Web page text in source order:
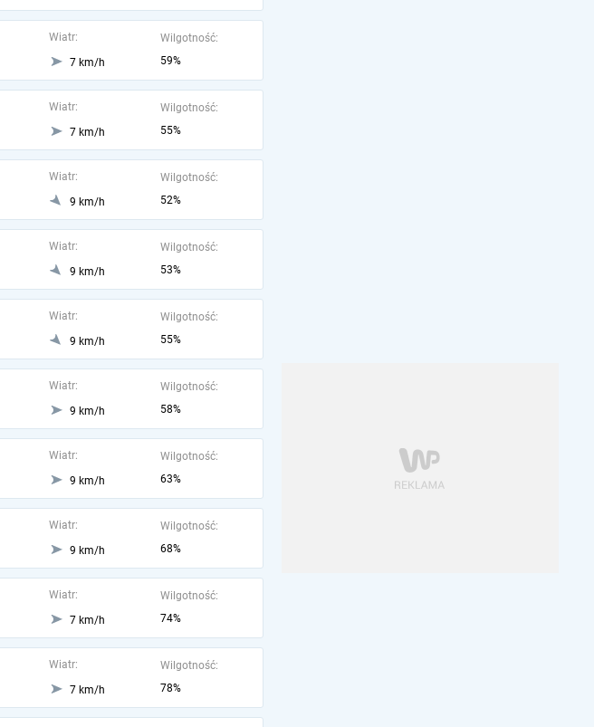
Wiatr:
7 km/h
Wilgotność:
59%
Wiatr:
7 km/h
Wilgotność:
55%
Wiatr:
9 km/h
Wilgotność:
52%
Wiatr:
9 km/h
Wilgotność:
53%
Wiatr:
9 km/h
Wilgotność:
55%
Wiatr:
9 km/h
Wilgotność:
58%
Wiatr:
9 km/h
Wilgotność:
63%
Wiatr:
9 km/h
Wilgotność:
68%
Wiatr:
7 km/h
Wilgotność:
74%
Wiatr:
7 km/h
Wilgotność:
78%